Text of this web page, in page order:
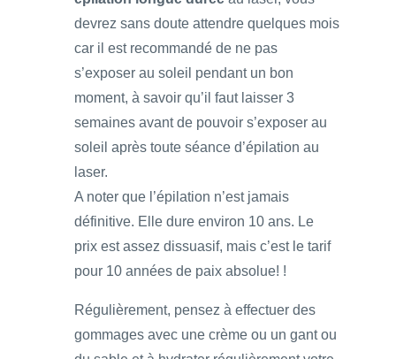
devrez sans doute attendre quelques mois
car il est recommandé de ne pas
s’exposer au soleil pendant un bon
moment, à savoir qu’il faut laisser 3
semaines avant de pouvoir s’exposer au
soleil après toute séance d’épilation au
laser.
A noter que l’épilation n’est jamais
définitive. Elle dure environ 10 ans. Le
prix est assez dissuasif, mais c’est le tarif
pour 10 années de paix absolue! !
Régulièrement, pensez à effectuer des
gommages avec une crème ou un gant ou